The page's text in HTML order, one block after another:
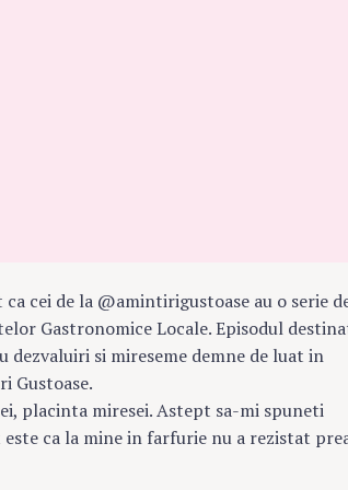
cei de la @amintirigustoase au o serie
Gastronomice Locale. Episodul
dezvaluiri si mireseme demne de luat in
Gustoase.
placinta miresei. Astept sa-mi spuneti
ca la mine in farfurie nu a rezistat